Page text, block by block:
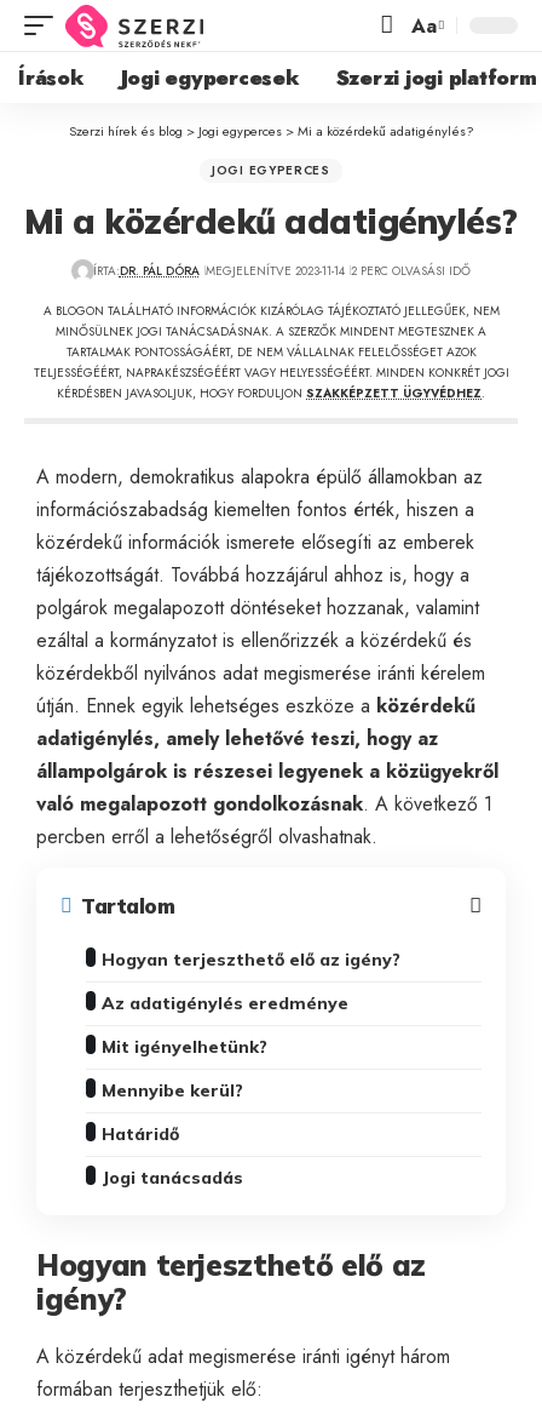
Aa
Írások Jogi egypercesek Szerzi jogi platform
Szerzi hírek és blog > Jogi egyperces>Mi a közérdekű adatigénylés?
JOGI EGYPERCES
Mi a közérdekű adatigénylés?
ÍRTA:DR. PÁL DÓRA MEGJELENÍTVE 2023-11-14 2 PERC OLVASÁSI IDŐ
A BLOGON TALÁLHATÓ INFORMÁCIÓK KIZÁRÓLAG TÁJÉKOZTATÓ JELLEGŰEK, NEM
MINŐSÜLNEK JOGI TANÁCSADÁSNAK. A SZERZŐK MINDENT MEGTESZNEK A
TARTALMAK PONTOSSÁGÁÉRT, DE NEM VÁLLALNAK FELELŐSSÉGET AZOK
TELJESSÉGÉÉRT, NAPRAKÉSZSÉGÉÉRT VAGY HELYESSÉGÉÉRT. MINDEN KONKRÉT JOGI
KÉRDÉSBEN JAVASOLJUK, HOGY FORDULJON SZAKKÉPZETT ÜGYVÉDHEZ.
A modern, demokratikus alapokra épülő államokban az
információszabadság kiemelten fontos érték, hiszen a
közérdekű információk ismerete elősegíti az emberek
tájékozottságát. Továbbá hozzájárul ahhoz is, hogy a
polgárok megalapozott döntéseket hozzanak, valamint
ezáltal a kormányzatot is ellenőrizzék a közérdekű és
közérdekből nyilvános adat megismerése iránti kérelem
útján. Ennek egyik lehetséges eszköze a közérdekű
adatigénylés, amely lehetővé teszi, hogy az
állampolgárok is részesei legyenek a közügyekről
való megalapozott gondolkozásnak. A következő 1
percben erről a lehetőségről olvashatnak.
Tartalom
Hogyan terjeszthető elő az igény?
Az adatigénylés eredménye
Mit igényelhetünk?
Mennyibe kerül?
Határidő
Jogi tanácsadás
Hogyan terjeszthető elő az
igény?
A közérdekű adat megismerése iránti igényt három
formában terjeszthetjük elő: